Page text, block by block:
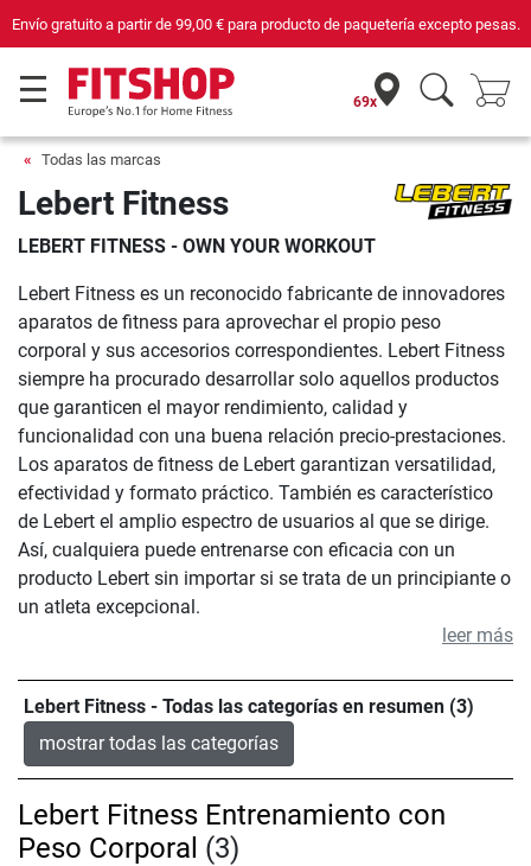
Envío gratuito a partir de 99,00 €para producto de paquetería excepto pesas.
69x
Todas las marcas
Lebert Fitness
LEBERT FITNESS - OWN YOUR WORKOUT
Lebert Fitness es un reconocido fabricante de innovadores
aparatos de fitness para aprovechar el propio peso
corporal y sus accesorios correspondientes. Lebert Fitness
siempre ha procurado desarrollar solo aquellos productos
que garanticen el mayor rendimiento, calidad y
funcionalidad con una buena relación precio-prestaciones.
Los aparatos de fitness de Lebert garantizan versatilidad,
efectividad y formato práctico. También es característico
de Lebert el amplio espectro de usuarios al que se dirige.
Así, cualquiera puede entrenarse con eficacia con un
producto Lebert sin importar si se trata de un principiante o
un atleta excepcional.
leer más
Lebert Fitness - Todas las categorías en resumen (3)
mostrar todas las categorías
Lebert Fitness Entrenamiento con
Peso Corporal (3)